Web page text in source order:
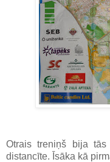
Otrais treniņš bija
distancīte. Īsāka kā